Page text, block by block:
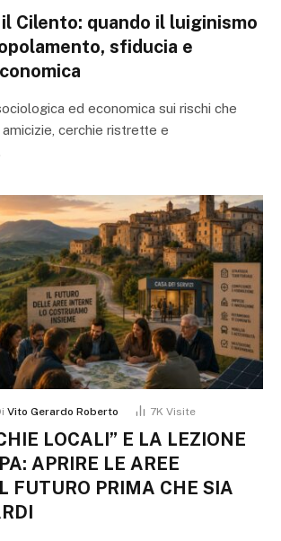
Cilento: quando il luiginismo
sfiducia e
ed economica sui rischi che
cerchie ristrette e
Vito Gerardo Roberto 7K Visite
LOCALI” E LA LEZIONE
APRIRE LE AREE
FUTURO PRIMA CHE SIA